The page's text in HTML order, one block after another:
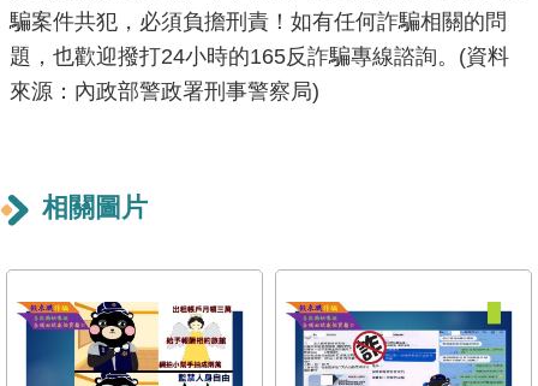
隱
私
及
全
策
聯
絡
騙案件共犯，必須負擔刑責！如有任何詐騙相關的問
題，也歡迎撥打24小時的165反詐騙專線諮詢。(資料
來源：內政部警政署刑事警察局)
相關圖片